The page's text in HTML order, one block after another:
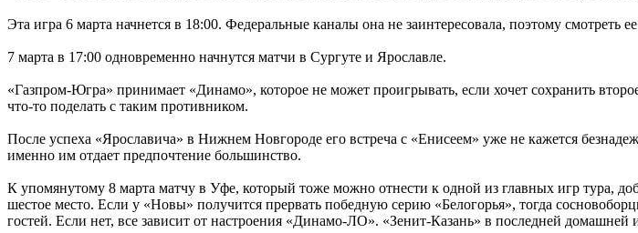
Эта игра 6 марта начнется в 18:00. Федеральные каналы она не заинтересовала, поэтому
7 марта в 17:00 одновременно начнутся матчи в Сургуте и Ярославле.
«Газпром-Югра» принимает «Динамо», которое не может проигрывать, если хочет сохранить
что-то поделать с таким противником.
После успеха «Ярославича» в Нижнем Новгороде его встреча с «Енисеем» уже не кажется
именно им отдает предпочтение большинство.
К упомянутому 8 марта матчу в Уфе, который тоже можно отнести к одной из главных игр
шестое место. Если у «Новы» получится прервать победную серию «Белогорья», тогда
гостей. Если нет, все зависит от настроения «Динамо-ЛО». «Зенит-Казань» в последней домашней